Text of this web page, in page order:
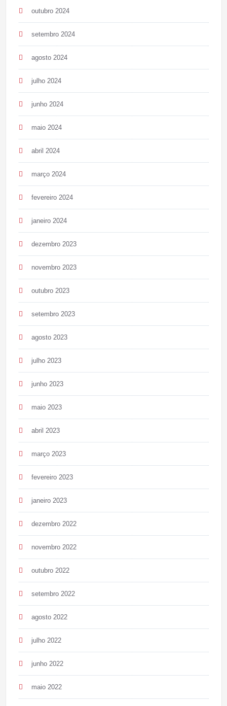
outubro 2024
setembro 2024
agosto 2024
julho 2024
junho 2024
maio 2024
abril 2024
março 2024
fevereiro 2024
janeiro 2024
dezembro 2023
novembro 2023
outubro 2023
setembro 2023
agosto 2023
julho 2023
junho 2023
maio 2023
abril 2023
março 2023
fevereiro 2023
janeiro 2023
dezembro 2022
novembro 2022
outubro 2022
setembro 2022
agosto 2022
julho 2022
junho 2022
maio 2022